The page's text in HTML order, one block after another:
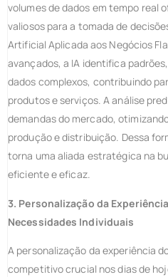
volumes de dados em tempo real
valiosos para a tomada de
Artificial Aplicada aos Negócios
avançados, a IA identifica
dados complexos, contribuindo
produtos e serviços. A análise
demandas do mercado,
produção e distribuição. Dessa
torna uma aliada estratégica na
eficiente e eficaz.
3. Personalização da
Necessidades Individuais
A personalização da experiência
competitivo crucial nos dias de